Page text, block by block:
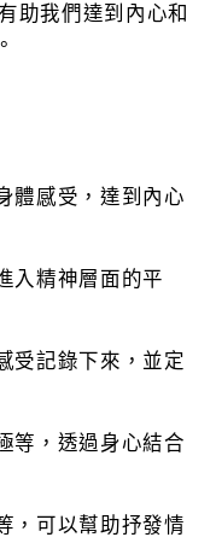
助我們達到內心和
體感受，達到內心
入精神層面的平
受記錄下來，並定
等，透過身心結合
，可以幫助抒發情